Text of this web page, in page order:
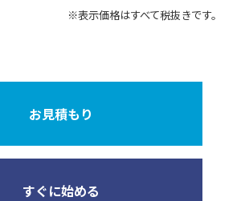
※表示価格はすべて税抜きです。
お見積もり
すぐに始める